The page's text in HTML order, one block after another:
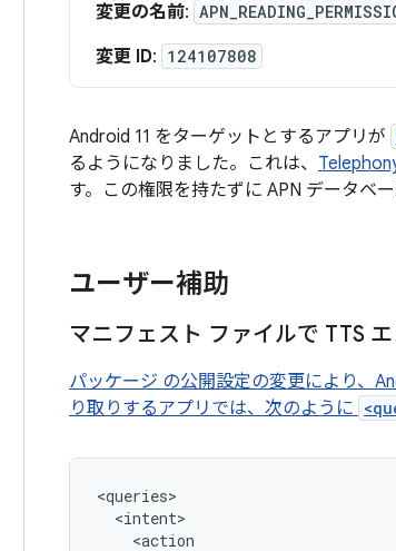
変更の名前:
変更 ID: 124107808
Android 11 をターゲットとするアプリが
るようになりました。これは、
す。この権限を持たずに APN データベ
ユーザー補助
マニフェスト ファイルで TTS
パッケージ の公開設定の変更により、
り取りするアプリでは、次のように